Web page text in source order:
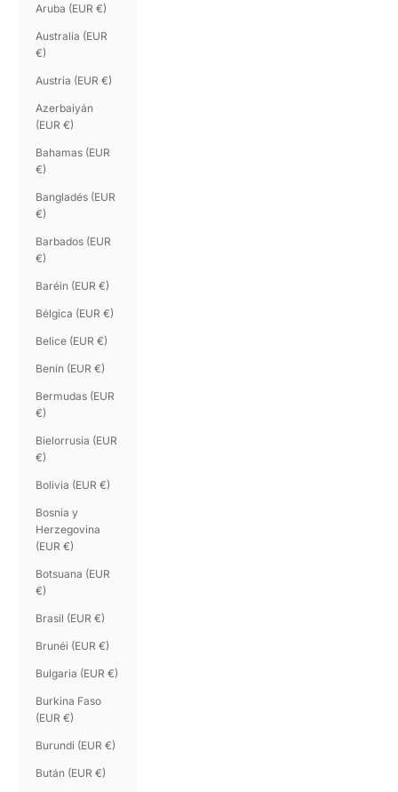
Aruba (EUR €)
Australia (EUR
€)
Austria (EUR €)
Azerbaiyán
(EUR €)
Bahamas (EUR
€)
Bangladés (EUR
€)
Barbados (EUR
€)
Baréin (EUR €)
Bélgica (EUR €)
Belice (EUR €)
Benín (EUR €)
Bermudas (EUR
€)
Bielorrusia (EUR
€)
Bolivia (EUR €)
Bosnia y
Herzegovina
(EUR €)
Botsuana (EUR
€)
Brasil (EUR €)
Brunéi (EUR €)
Bulgaria (EUR €)
Burkina Faso
(EUR €)
Burundi (EUR €)
Bután (EUR €)